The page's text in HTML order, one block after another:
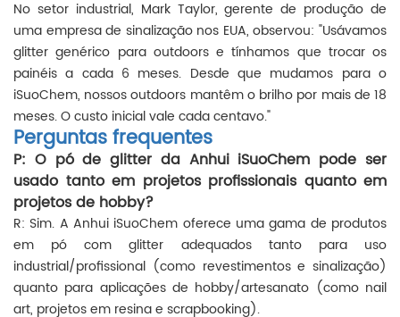
No setor industrial, Mark Taylor, gerente de produção de
uma empresa de sinalização nos EUA, observou: "Usávamos
glitter genérico para outdoors e tínhamos que trocar os
painéis a cada 6 meses. Desde que mudamos para o
iSuoChem, nossos outdoors mantêm o brilho por mais de 18
meses. O custo inicial vale cada centavo."
Perguntas frequentes
P: O pó de glitter da Anhui iSuoChem pode ser
usado tanto em projetos profissionais quanto em
projetos de hobby?
R: Sim. A Anhui iSuoChem oferece uma gama de produtos
em pó com glitter adequados tanto para uso
industrial/profissional (como revestimentos e sinalização)
quanto para aplicações de hobby/artesanato (como nail
art, projetos em resina e scrapbooking).